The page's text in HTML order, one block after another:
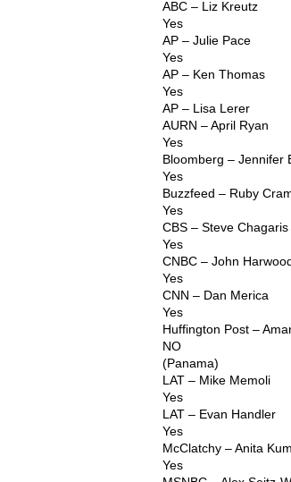
ABC – Liz Kreutz
Yes
AP – Julie Pace
Yes
AP – Ken Thomas
Yes
AP – Lisa Lerer
AURN – April Ryan
Yes
Bloomberg – Jennifer
Yes
Buzzfeed – Ruby
Yes
CBS – Steve Chagaris
Yes
CNBC – John
Yes
CNN – Dan Merica
Yes
Huffington Post –
NO
(Panama)
LAT – Mike Memoli
Yes
LAT – Evan Handler
Yes
McClatchy – Anita
Yes